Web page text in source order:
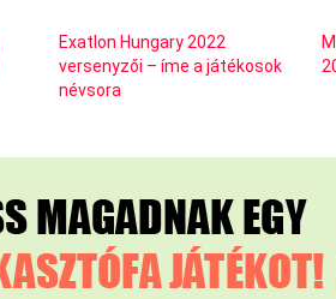
Exatlon Hungary 2022
versenyzői – íme a játékosok
névsora